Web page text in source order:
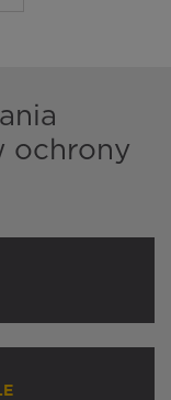
ochrony